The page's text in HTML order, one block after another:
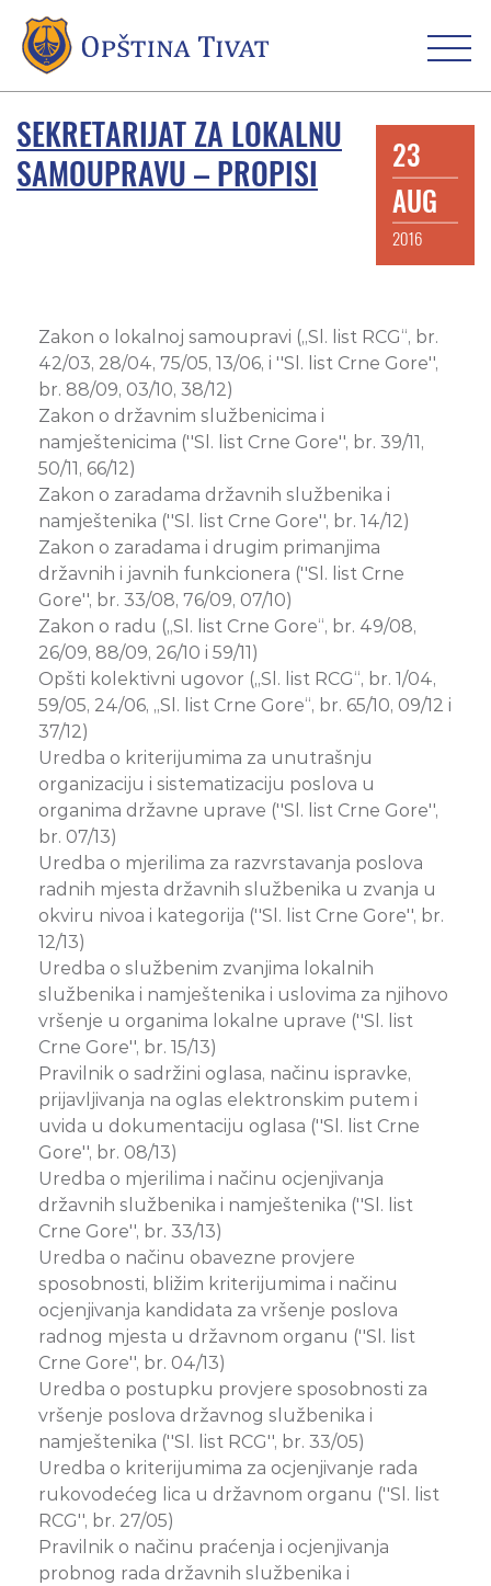
SEKRETARIJAT ZA LOKALNU
SAMOUPRAVU – PROPISI
23
AUG
2016
Zakon o lokalnoj samoupravi („Sl. list RCG“, br.
42/03, 28/04, 75/05, 13/06, i ''Sl. list Crne Gore'',
br. 88/09, 03/10, 38/12)
Zakon o državnim službenicima i
namještenicima (''Sl. list Crne Gore'', br. 39/11,
50/11, 66/12)
Zakon o zaradama državnih službenika i
namještenika (''Sl. list Crne Gore'', br. 14/12)
Zakon o zaradama i drugim primanjima
državnih i javnih funkcionera (''Sl. list Crne
Gore'', br. 33/08, 76/09, 07/10)
Zakon o radu („Sl. list Crne Gore“, br. 49/08,
26/09, 88/09, 26/10 i 59/11)
Opšti kolektivni ugovor („Sl. list RCG“, br. 1/04,
59/05, 24/06, „Sl. list Crne Gore“, br. 65/10, 09/12 i
37/12)
Uredba o kriterijumima za unutrašnju
organizaciju i sistematizaciju poslova u
organima državne uprave (''Sl. list Crne Gore'',
br. 07/13)
Uredba o mjerilima za razvrstavanja poslova
radnih mjesta državnih službenika u zvanja u
okviru nivoa i kategorija (''Sl. list Crne Gore'', br.
12/13)
Uredba o službenim zvanjima lokalnih
službenika i namještenika i uslovima za njihovo
vršenje u organima lokalne uprave (''Sl. list
Crne Gore'', br. 15/13)
Pravilnik o sadržini oglasa, načinu ispravke,
prijavljivanja na oglas elektronskim putem i
uvida u dokumentaciju oglasa (''Sl. list Crne
Gore'', br. 08/13)
Uredba o mjerilima i načinu ocjenjivanja
državnih službenika i namještenika (''Sl. list
Crne Gore'', br. 33/13)
Uredba o načinu obavezne provjere
sposobnosti, bližim kriterijumima i načinu
ocjenjivanja kandidata za vršenje poslova
radnog mjesta u državnom organu (''Sl. list
Crne Gore'', br. 04/13)
Uredba o postupku provjere sposobnosti za
vršenje poslova državnog službenika i
namještenika (''Sl. list RCG'', br. 33/05)
Uredba o kriterijumima za ocjenjivanje rada
rukovodećeg lica u državnom organu (''Sl. list
RCG'', br. 27/05)
Pravilnik o načinu praćenja i ocjenjivanja
probnog rada državnih službenika i